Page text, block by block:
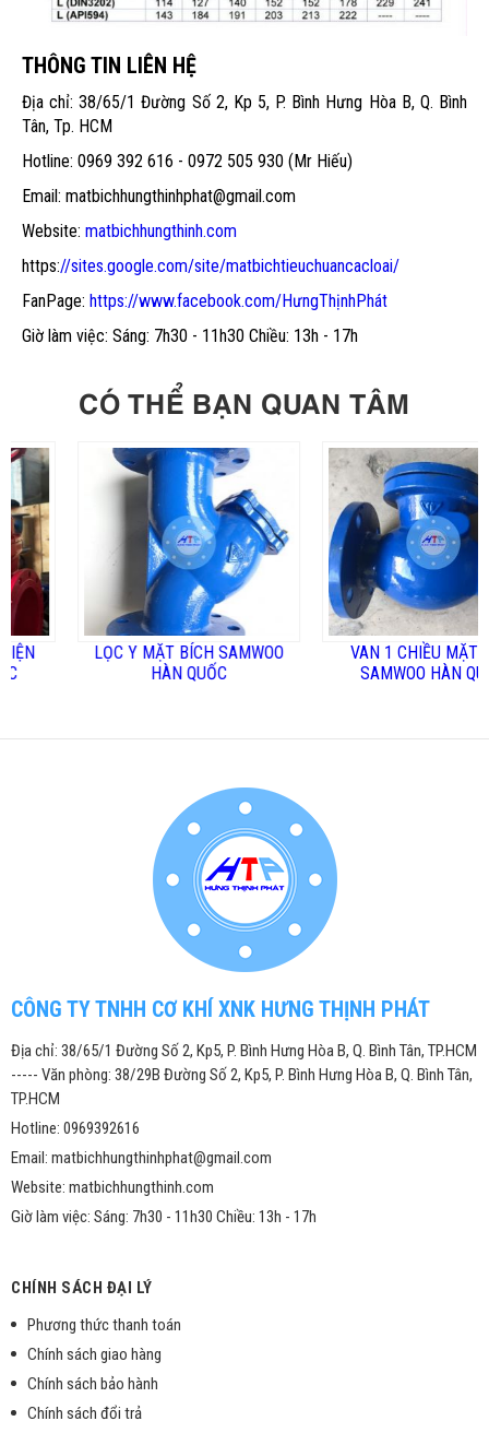
THÔNG TIN LIÊN HỆ
Địa chỉ: 38/65/1 Đường Số 2, Kp 5, P. Bình Hưng Hòa B, Q. Bình
Tân, Tp. HCM
Hotline: 0969 392 616 - 0972 505 930 (Mr Hiếu)
Email: matbichhungthinhphat@gmail.com
Website: matbichhungthinh.com
https://sites.google.com/site/matbichtieuchuancacloai/
FanPage: https://www.facebook.com/HưngThịnhPhát
Giờ làm việc: Sáng: 7h30 - 11h30 Chiều: 13h - 17h
CÓ THỂ BẠN QUAN TÂM
LỌC Y MẶT BÍCH SAMWOO
HÀN QUỐC
VAN 1 CHIỀU MẶT BÍCH
SAMWOO HÀN QUỐC
CÔNG TY TNHH CƠ KHÍ XNK HƯNG THỊNH PHÁT
Địa chỉ: 38/65/1 Đường Số 2, Kp5, P. Bình Hưng Hòa B, Q. Bình Tân, TP.HCM
----- Văn phòng: 38/29B Đường Số 2, Kp5, P. Bình Hưng Hòa B, Q. Bình Tân,
TP.HCM
Hotline: 0969392616
Email: matbichhungthinhphat@gmail.com
Website: matbichhungthinh.com
Giờ làm việc: Sáng: 7h30 - 11h30 Chiều: 13h - 17h
CHÍNH SÁCH ĐẠI LÝ
Phương thức thanh toán
Chính sách giao hàng
Chính sách bảo hành
Chính sách đổi trả